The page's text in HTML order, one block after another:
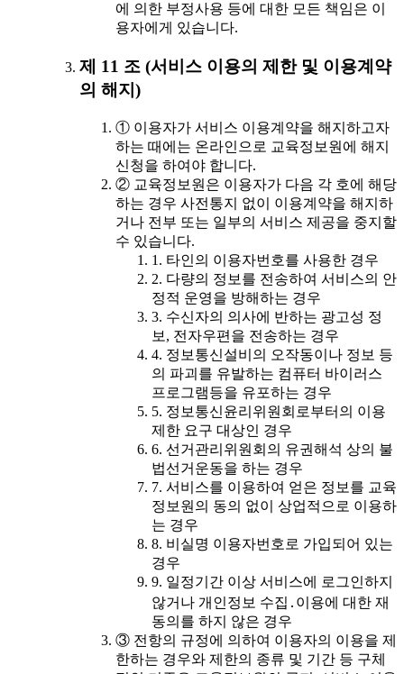
에 의한 부정사용 등에 대한 모든 책임은 이
용자에게 있습니다.
제 11 조 (서비스 이용의 제한 및 이용계약
의 해지)
① 이용자가 서비스 이용계약을 해지하고자
하는 때에는 온라인으로 교육정보원에 해지
신청을 하여야 합니다.
② 교육정보원은 이용자가 다음 각 호에 해당
하는 경우 사전통지 없이 이용계약을 해지하
거나 전부 또는 일부의 서비스 제공을 중지할
수 있습니다.
1. 타인의 이용자번호를 사용한 경우
2. 다량의 정보를 전송하여 서비스의 안
정적 운영을 방해하는 경우
3. 수신자의 의사에 반하는 광고성 정
보, 전자우편을 전송하는 경우
4. 정보통신설비의 오작동이나 정보 등
의 파괴를 유발하는 컴퓨터 바이러스
프로그램등을 유포하는 경우
5. 정보통신윤리위원회로부터의 이용
제한 요구 대상인 경우
6. 선거관리위원회의 유권해석 상의 불
법선거운동을 하는 경우
7. 서비스를 이용하여 얻은 정보를 교육
정보원의 동의 없이 상업적으로 이용하
는 경우
8. 비실명 이용자번호로 가입되어 있는
경우
9. 일정기간 이상 서비스에 로그인하지
않거나 개인정보 수집․이용에 대한 재
동의를 하지 않은 경우
③ 전항의 규정에 의하여 이용자의 이용을 제
한하는 경우와 제한의 종류 및 기간 등 구체